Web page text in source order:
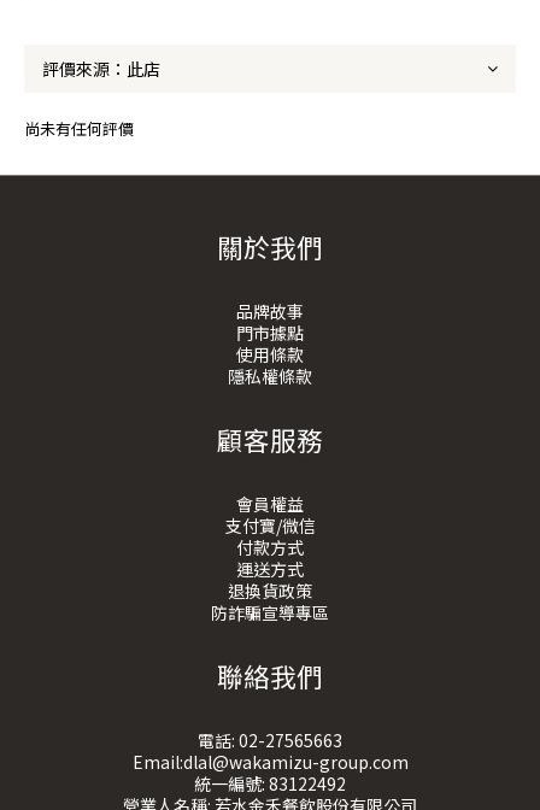
尚未有任何評價
關於我們
品牌故事
門市據點
使用條款
隱私權條款
顧客服務
會員權益
支付寶/微信
付款方式
運送方式
退換貨政策
防詐騙宣導專區
聯絡我們
電話: 02-27565663
Email:dlal@wakamizu-group.com
統一編號: 83122492
營業人名稱: 若水金禾餐飲股份有限公司